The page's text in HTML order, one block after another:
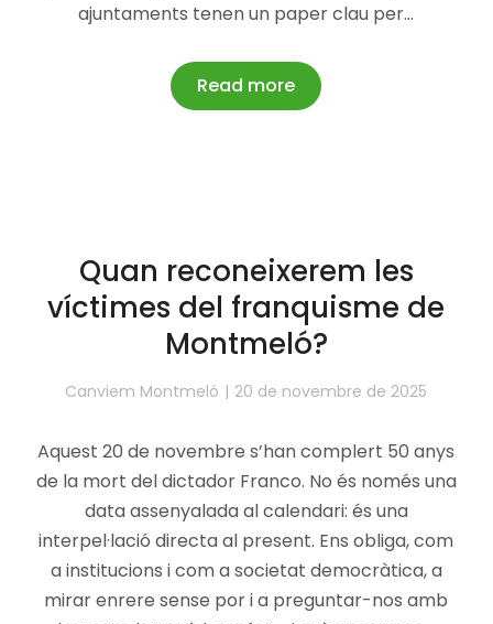
ajuntaments tenen un paper clau per…
Read more
Quan reconeixerem les
víctimes del franquisme de
Montmeló?
Canviem Montmeló 20 de novembre de 2025
Aquest 20 de novembre s’han complert 50 anys
de la mort del dictador Franco. No és només una
data assenyalada al calendari: és una
interpel·lació directa al present. Ens obliga, com
a institucions i com a societat democràtica, a
mirar enrere sense por i a preguntar-nos amb